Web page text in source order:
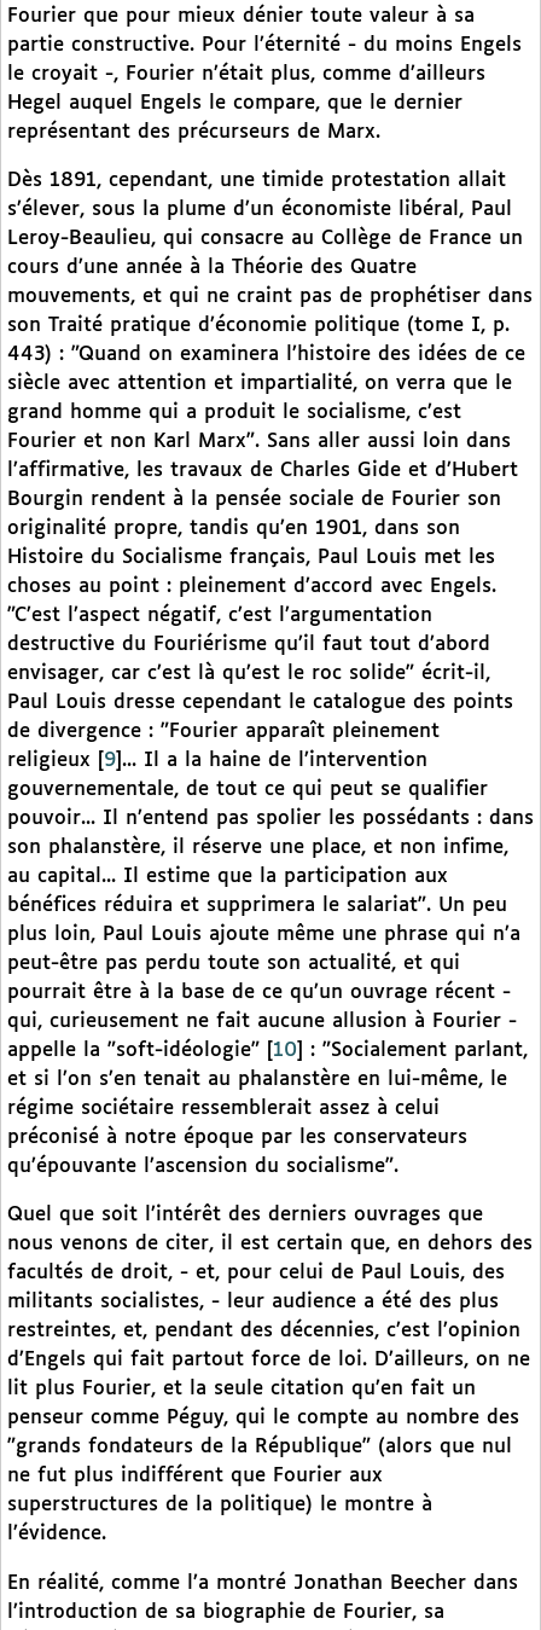
Fourier que pour mieux dénier toute valeur à sa
partie constructive. Pour l’éternité - du moins Engels
le croyait -, Fourier n’était plus, comme d’ailleurs
Hegel auquel Engels le compare, que le dernier
représentant des précurseurs de Marx.
Dès 1891, cependant, une timide protestation allait
s’élever, sous la plume d’un économiste libéral, Paul
Leroy-Beaulieu, qui consacre au Collège de France un
cours d’une année à la Théorie des Quatre
mouvements, et qui ne craint pas de prophétiser dans
son Traité pratique d’économie politique (tome I, p.
443) : "Quand on examinera l’histoire des idées de ce
siècle avec attention et impartialité, on verra que le
grand homme qui a produit le socialisme, c’est
Fourier et non Karl Marx". Sans aller aussi loin dans
l’affirmative, les travaux de Charles Gide et d’Hubert
Bourgin rendent à la pensée sociale de Fourier son
originalité propre, tandis qu’en 1901, dans son
Histoire du Socialisme français, Paul Louis met les
choses au point : pleinement d’accord avec Engels.
"C’est l’aspect négatif, c’est l’argumentation
destructive du Fouriérisme qu’il faut tout d’abord
envisager, car c’est là qu’est le roc solide" écrit-il,
Paul Louis dresse cependant le catalogue des points
de divergence : "Fourier apparaît pleinement
religieux
9 ... Il a la haine de l’intervention
gouvernementale, de tout ce qui peut se qualifier
pouvoir... Il n’entend pas spolier les possédants : dans
son phalanstère, il réserve une place, et non infime,
au capital... Il estime que la participation aux
bénéfices réduira et supprimera le salariat". Un peu
plus loin, Paul Louis ajoute même une phrase qui n’a
peut-être pas perdu toute son actualité, et qui
pourrait être à la base de ce qu’un ouvrage récent -
qui, curieusement ne fait aucune allusion à Fourier -
appelle la "soft-idéologie"
10
: "Socialement parlant,
et si l’on s’en tenait au phalanstère en lui-même, le
régime sociétaire ressemblerait assez à celui
préconisé à notre époque par les conservateurs
qu’épouvante l’ascension du socialisme".
Quel que soit l’intérêt des derniers ouvrages que
nous venons de citer, il est certain que, en dehors des
facultés de droit, - et, pour celui de Paul Louis, des
militants socialistes, - leur audience a été des plus
restreintes, et, pendant des décennies, c’est l’opinion
d’Engels qui fait partout force de loi. D’ailleurs, on ne
lit plus Fourier, et la seule citation qu’en fait un
penseur comme Péguy, qui le compte au nombre des
"grands fondateurs de la République" (alors que nul
ne fut plus indifférent que Fourier aux
superstructures de la politique) le montre à
l’évidence.
En réalité, comme l’a montré Jonathan Beecher dans
l’introduction de sa biographie de Fourier, sa